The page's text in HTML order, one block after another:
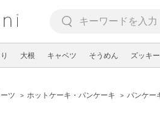
大根 キャベツ そうめん ズッキ
ツ ホットケーキ・パンケーキ パンケー